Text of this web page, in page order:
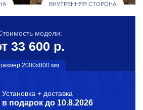
ВНУТРЕННЯЯ СТОРОНА
модели:
33 600 р.
2000х800 мм.
Установка + доставка
в подарок до 10.8.2026